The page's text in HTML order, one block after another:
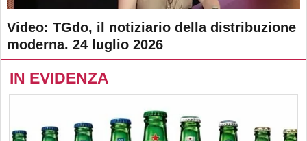
Video: TGdo, il notiziario della distribuzione
moderna. 24 luglio 2026
IN EVIDENZA